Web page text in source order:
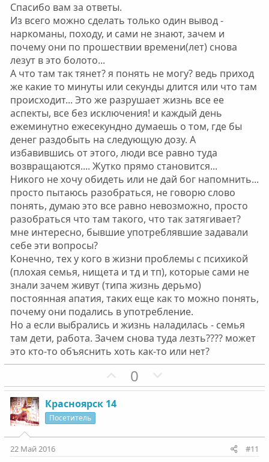
н
ы
й
г
о
л
о
с
н
ы
й
г
о
л
о
с
Спасибо вам за ответы.
Из всего можно сделать только один вывод -
наркоманы, походу, и сами не знают, зачем и
почему они по прошествии времени(лет) снова
лезут в это болото...
А что там так тянет? я понять не могу? ведь приход
же какие то минуты или секунды длится или что там
происходит... Это же разрушает жизнь все ее
аспекты, все без исключения! и каждый день
ежеминутно ежесекундно думаешь о том, где бы
денег раздобыть на следующую дозу. А
избавившись от этого, люди все равно туда
возвращаются.... Жутко прямо становится...
Никого не хочу обидеть или не дай бог напомнить...
просто пытаюсь разобраться, не говорю слово
понять, думаю это все равно невозможно, просто
разобраться что там такого, что так затягивает?
мне интересно, бывшие употреблявшие задавали
себе эти вопросы?
Конечно, тех у кого в жизни проблемы с психикой
(плохая семья, нищета и тд и тп), которые сами не
знали зачем живут (типа жизнь дерьмо)
постоянная апатия, таких еще как то можно понять,
почему они подались в употребление.
Но а если выбрались и жизнь наладилась - семья
там дети, работа. Зачем снова туда лезть???? может
это кто-то объяснить хоть как-то или нет?
П
о
т
0
е
т
Красноярск 14
Посетитель
22 Май 2016 #11